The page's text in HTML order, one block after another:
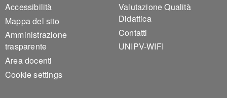
Accessibilità
Mappa del sito
Amministrazione
trasparente
Area docenti
Cookie settings
Valutazione Qualità
Didattica
Contatti
UNIPV-WIFI